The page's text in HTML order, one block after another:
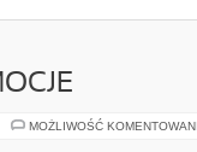
MOŻLIWOŚĆ